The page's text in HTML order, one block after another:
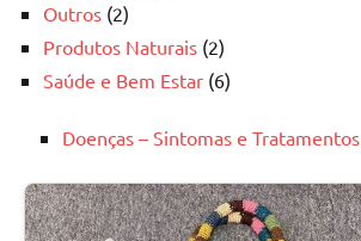
Outros (2)
Produtos Naturais (2)
Saúde e Bem Estar (6)
Doenças – Sintomas e Tratamentos